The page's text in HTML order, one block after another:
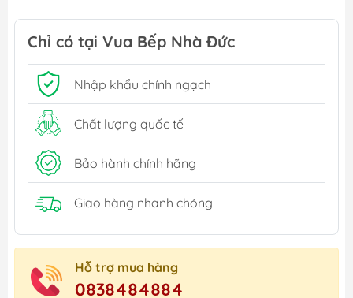
Chỉ có tại Vua Bếp Nhà Đức
Nhập khẩu chính ngạch
Chất lượng quốc tế
Bảo hành chính hãng
Giao hàng nhanh chóng
Hỗ trợ mua hàng
0838484884